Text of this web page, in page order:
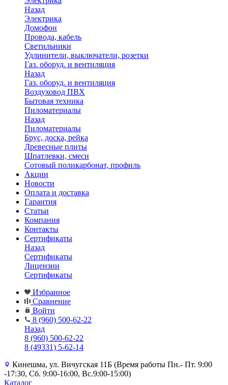
Назад
Электрика
Домофон
Провода, кабель
Светильники
Удлинители, выключатели, розетки
Газ. оборуд. и вентиляция
Назад
Газ. оборуд. и вентиляция
Воздуховод ПВХ
Бытовая техника
Пиломатериалы
Назад
Пиломатериалы
Брус, доска, рейка
Древесные плиты
Шпатлевки, смеси
Сотовый поликарбонат, профиль
Акции
Новости
Оплата и доставка
Гарантия
Статьи
Компания
Контакты
Сертификаты
Назад
Сертификаты
Лицензии
Сертификаты
Избранное
Сравнение
Войти
8 (960) 500-62-22
Назад
8 (960) 500-62-22
8 (49331) 5-62-14
Кинешма, ул. Вичугская 11Б (Время работы Пн.- Пт. 9:00
-17:30, Сб. 9:00-16:00, Вс.9:00-15:00)
Каталог